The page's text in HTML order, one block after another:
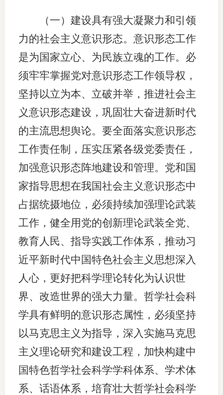
（一）建设具有强大凝聚力和引领
力的社会主义意识形态。意识形态工作
是为国家立心、为民族立魂的工作。必
须牢牢掌握党对意识形态工作领导权，
坚持以立为本、立破并举，推进社会主
义意识形态建设，巩固壮大奋进新时代
的主流思想舆论。要全面落实意识形态
工作责任制，压实压紧各级党委责任，
加强意识形态阵地建设和管理。党和国
家指导思想在我国社会主义意识形态中
占据统摄地位，必须持续加强理论武装
工作，健全用党的创新理论武装全党、
教育人民、指导实践工作体系，推动习
近平新时代中国特色社会主义思想深入
人心，更好把科学理论转化为认识世
界、改造世界的强大力量。哲学社会科
学具有鲜明的意识形态属性，必须坚持
以马克思主义为指导，深入实施马克思
主义理论研究和建设工程，加快构建中
国特色哲学社会科学学科体系、学术体
系、话语体系，培育壮大哲学社会科学